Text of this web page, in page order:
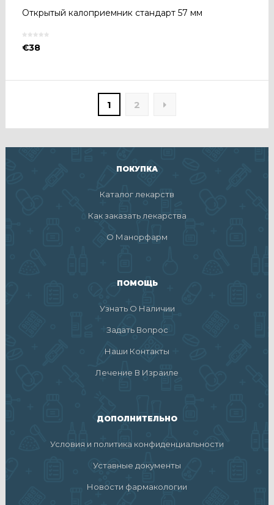
Открытый калоприемник стандарт 57 мм
€38
1 2
ПОКУПКА
Каталог лекарств
Как заказать лекарства
О Манорфарм
ПОМОЩЬ
Узнать О Наличии
Задать Вопрос
Наши Контакты
Лечение В Израиле
ДОПОЛНИТЕЛЬНО
Условия и политика конфиденциальности
Уставные документы
Новости фармакологии